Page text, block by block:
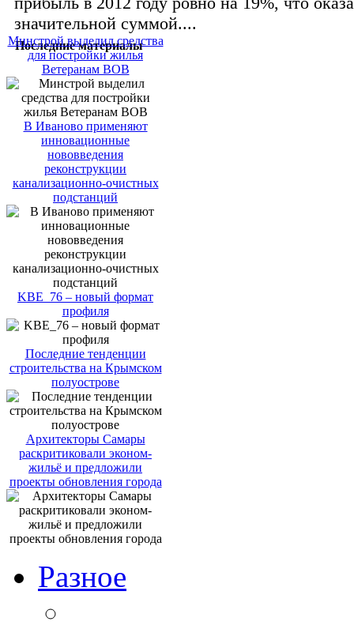
значительной суммой....
Последние материалы
Минстрой выделил средства
для постройки жилья
Ветеранам ВОВ
В Иваново применяют
инновационные
нововведения
реконструкции
канализационно-очистных
подстанций
KBE_76 – новый формат
профиля
Последние тенденции
строительства на Крымском
полуострове
Архитекторы Самары
раскритиковали эконом-
жильё и предложили
проекты обновления города
Разное